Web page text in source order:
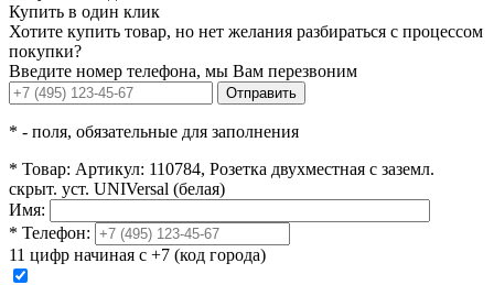
Купить в один клик
Хотите купить товар, но нет желания разбираться с процессом
покупки?
Введите номер телефона, мы Вам перезвоним
Отправить
* - поля, обязательные для заполнения
* Товар: Артикул: 110784, Розетка двухместная с заземл.
скрыт. уст. UNIVersal (белая)
Имя:
* Телефон:
11 цифр начиная с +7 (код города)